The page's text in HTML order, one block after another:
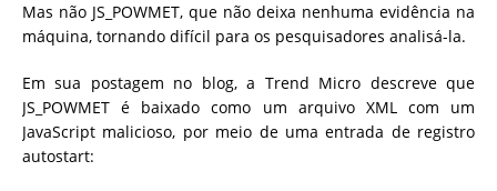
Mas não JS_POWMET, que não deixa nenhuma evidência na
máquina, tornando difícil para os pesquisadores analisá-la.
Em sua postagem no blog, a Trend Micro descreve que
JS_POWMET é baixado como um arquivo XML com um
JavaScript malicioso, por meio de uma entrada de registro
autostart: